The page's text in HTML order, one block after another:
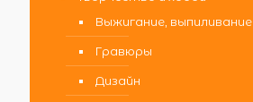
Выжигание, выпиливание
Гравюры
Дизайн